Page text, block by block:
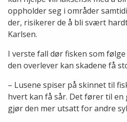
oppholder seg i områder
der, risikerer de å bli svært
Karlsen.
I verste fall dør fisken som følge
den overlever kan skadene få
– Lusene spiser på skinnet til
hvert kan få sår. Det fører til en
gjør den mer utsatt for andre